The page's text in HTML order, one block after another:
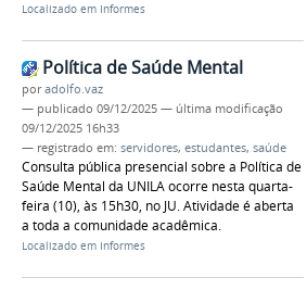
Localizado em Informes
Política de Saúde Mental
poradolfo.vaz
— publicado 09/12/2025 — última modificação
09/12/2025 16h33
— registrado em: servidores, estudantes, saúde
Consulta pública presencial sobre a Política de
Saúde Mental da UNILA ocorre nesta quarta-
feira (10), às 15h30, no JU. Atividade é aberta
a toda a comunidade acadêmica.
Localizado em Informes